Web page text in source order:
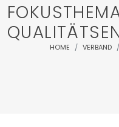
HOME VERBAND